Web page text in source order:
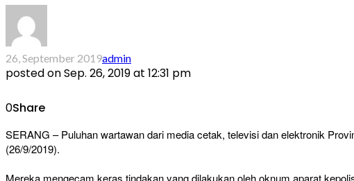
26, September 2019admin
posted onSep. 26, 2019 at 12:31 pm
0Share
SERANG – Puluhan wartawan dari media cetak, televisi dan elektronik
(26/9/2019).
Mereka mengecam keras tindakan yang dilakukan oleh oknum aparat